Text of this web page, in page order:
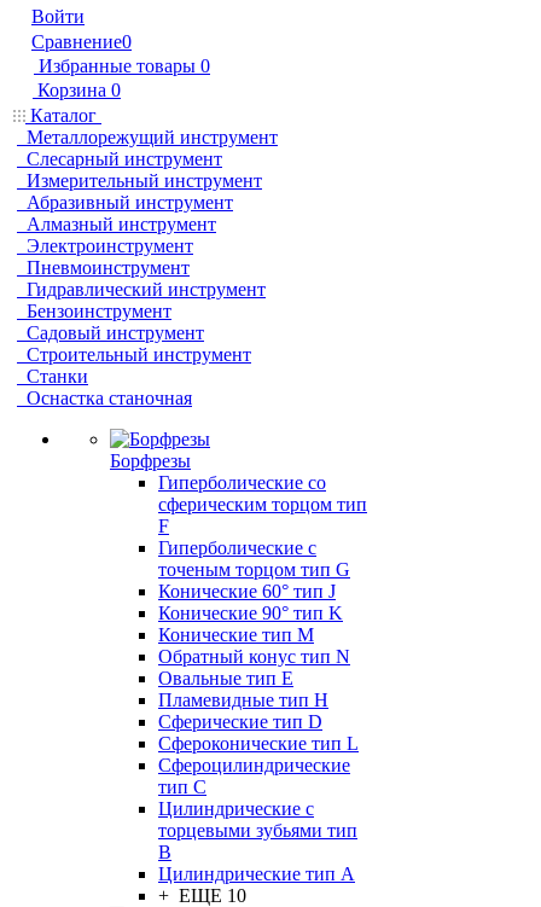
Войти
Сравнение0
Избранные товары 0
Корзина 0
Каталог
Металлорежущий инструмент
Слесарный инструмент
Измерительный инструмент
Абразивный инструмент
Алмазный инструмент
Электроинструмент
Пневмоинструмент
Гидравлический инструмент
Бензоинструмент
Садовый инструмент
Строительный инструмент
Станки
Оснастка станочная
Борфрезы
Гиперболические cо
сферическим торцом тип
F
Гиперболические с
точеным торцом тип G
Конические 60° тип J
Конические 90° тип K
Конические тип M
Обратный конус тип N
Овальные тип E
Пламевидные тип H
Сферические тип D
Сфероконические тип L
Сфероцилиндрические
тип C
Цилиндрические с
торцевыми зубьями тип
B
Цилиндрические тип А
+ ЕЩЕ 10